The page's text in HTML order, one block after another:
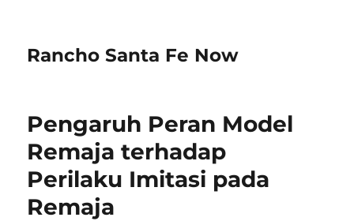
Rancho Santa Fe Now
Pengaruh Peran Model
Remaja terhadap
Perilaku Imitasi pada
Remaja